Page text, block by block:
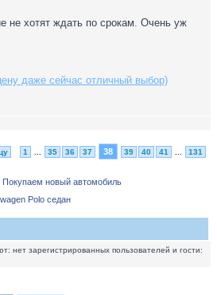
не хотят ждать по срокам. Очень уж
даже сейчас отличный выбор)
1 35 36 37 38 39 40 41 131
Покупаем новый автомобиль
Polo седан
нет зарегистрированных пользователей и гости: